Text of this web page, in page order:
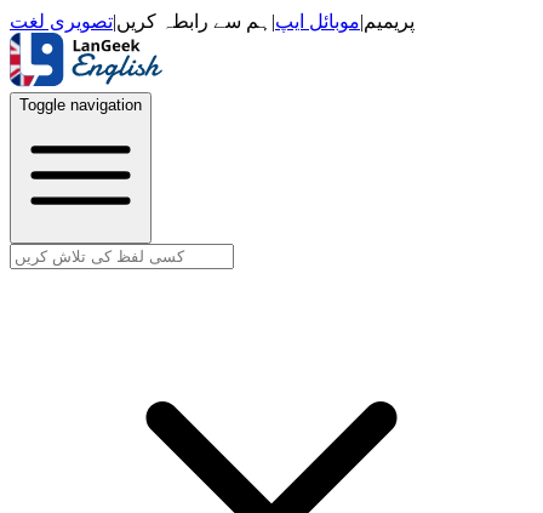
پریمیم|موبائل ایپ| ہم سے رابطہ کریں|تصویری لغت
Toggle navigation